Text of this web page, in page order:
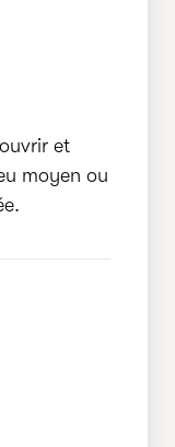
et
moyen ou